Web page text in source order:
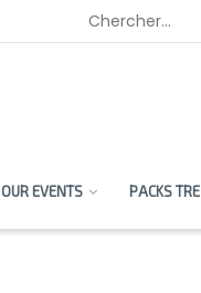
OUR EVENTS PACKS TRE